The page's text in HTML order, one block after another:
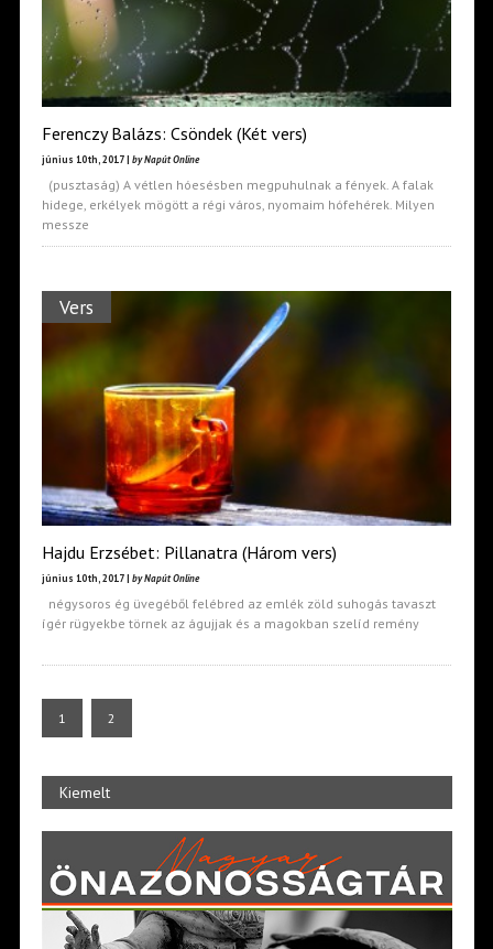
Ferenczy Balázs: Csöndek (Két vers)
június 10th, 2017 | by Napút Online
(pusztaság) A vétlen hóesésben megpuhulnak a fények. A falak
hidege, erkélyek mögött a régi város, nyomaim hófehérek. Milyen
messze
Vers
Hajdu Erzsébet: Pillanatra (Három vers)
június 10th, 2017 | by Napút Online
négysoros ég üvegéből felébred az emlék zöld suhogás tavaszt
ígér rügyekbe törnek az águjjak és a magokban szelíd remény
1 2
Kiemelt